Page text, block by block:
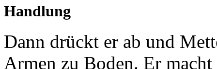
Handlung
Dann drückt er ab und
Armen zu Boden. Er